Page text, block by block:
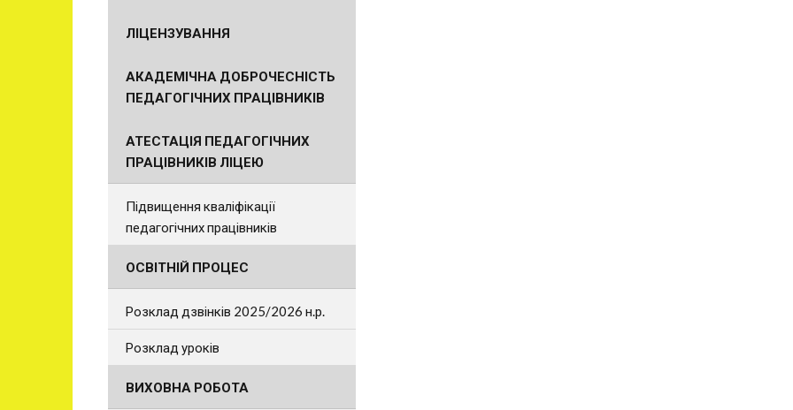
ЛІЦЕНЗУВАННЯ
АКАДЕМІЧНА ДОБРОЧЕСНІСТЬ
ПЕДАГОГІЧНИХ ПРАЦІВНИКІВ
АТЕСТАЦІЯ ПЕДАГОГІЧНИХ
ПРАЦІВНИКІВ ЛІЦЕЮ
Підвищення кваліфікації
педагогічних працівників
ОСВІТНІЙ ПРОЦЕС
Розклад дзвінків 2025/2026 н.р.
Розклад уроків
ВИХОВНА РОБОТА